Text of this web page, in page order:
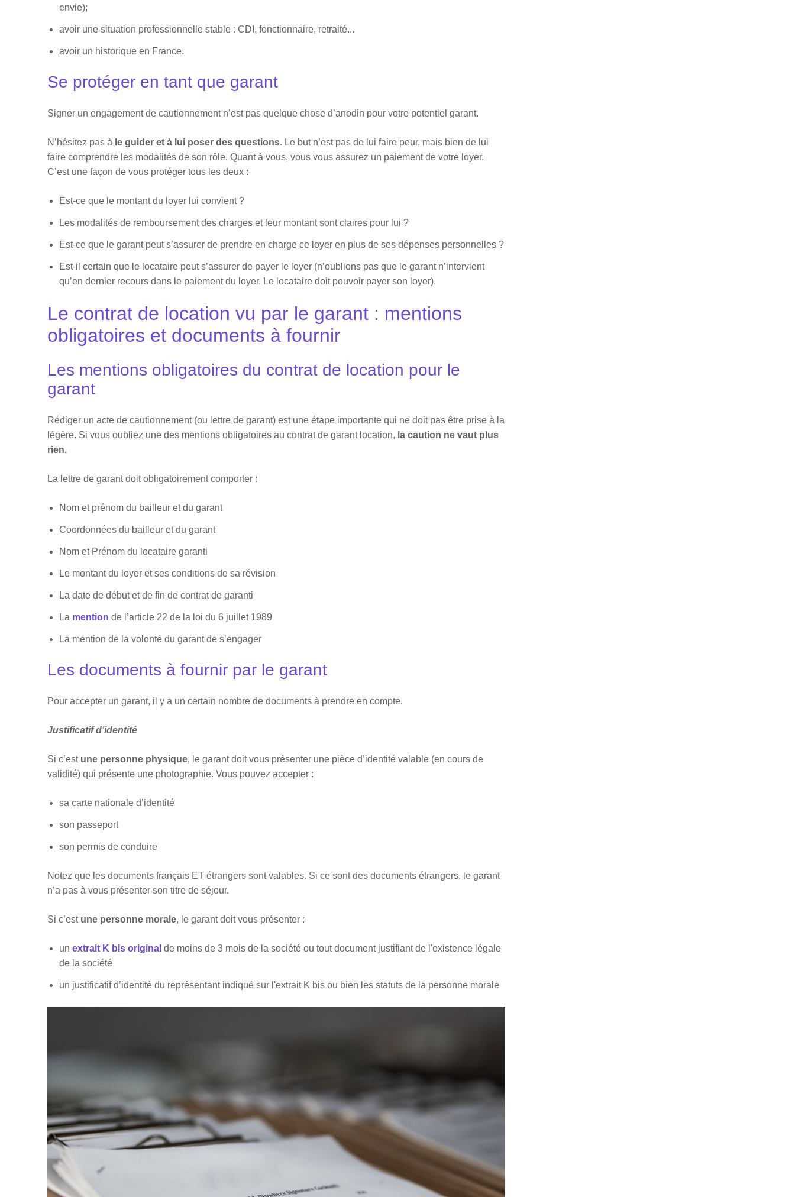
envie);
avoir une situation professionnelle stable : CDI, fonctionnaire, retraité...
avoir un historique en France.
Se protéger en tant que garant
Signer un engagement de cautionnement n’est pas quelque chose d’anodin pour votre potentiel garant.
N’hésitez pas à le guider et à lui poser des questions. Le but n’est pas de lui faire peur, mais bien de lui
faire comprendre les modalités de son rôle. Quant à vous, vous vous assurez un paiement de votre loyer.
C’est une façon de vous protéger tous les deux :
Est-ce que le montant du loyer lui convient ?
Les modalités de remboursement des charges et leur montant sont claires pour lui ?
Est-ce que le garant peut s’assurer de prendre en charge ce loyer en plus de ses dépenses personnelles ?
Est-il certain que le locataire peut s’assurer de payer le loyer (n’oublions pas que le garant n’intervient
qu’en dernier recours dans le paiement du loyer. Le locataire doit pouvoir payer son loyer).
Le contrat de location vu par le garant : mentions
obligatoires et documents à fournir
Les mentions obligatoires du contrat de location pour le
garant
Rédiger un acte de cautionnement (ou lettre de garant) est une étape importante qui ne doit pas être prise à la
légère. Si vous oubliez une des mentions obligatoires au contrat de garant location, la caution ne vaut plus
rien.
La lettre de garant doit obligatoirement comporter :
Nom et prénom du bailleur et du garant
Coordonnées du bailleur et du garant
Nom et Prénom du locataire garanti
Le montant du loyer et ses conditions de sa révision
La date de début et de fin de contrat de garanti
La mention de l’article 22 de la loi du 6 juillet 1989
La mention de la volonté du garant de s’engager
Les documents à fournir par le garant
Pour accepter un garant, il y a un certain nombre de documents à prendre en compte.
Justificatif d’identité
Si c’est une personne physique, le garant doit vous présenter une pièce d’identité valable (en cours de
validité) qui présente une photographie. Vous pouvez accepter :
sa carte nationale d’identité
son passeport
son permis de conduire
Notez que les documents français ET étrangers sont valables. Si ce sont des documents étrangers, le garant
n’a pas à vous présenter son titre de séjour.
Si c’est une personne morale, le garant doit vous présenter :
un extrait K bis original de moins de 3 mois de la société ou tout document justifiant de l'existence légale
de la société
un justificatif d’identité du représentant indiqué sur l'extrait K bis ou bien les statuts de la personne morale